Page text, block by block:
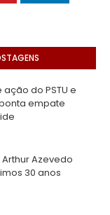
do PSTU e
empate
Azevedo
30 anos